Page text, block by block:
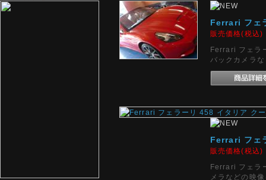
Ferrari フェ
販売価格(税込
Ferrari フェラ
バックカメラ
Ferrari フェ
販売価格(税込
Ferrari フェラ
メラなどの映